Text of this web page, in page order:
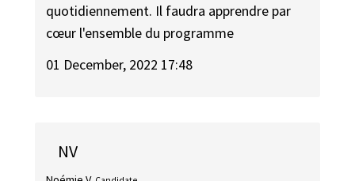
quotidiennement. Il faudra apprendre par
cœur l'ensemble du programme
01 December, 2022 17:48
NV